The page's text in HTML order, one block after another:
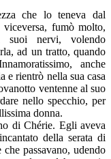
che lo teneva dal
fumò molto,
suoi nervi, volendo
ad un tratto, quando
anche
e rientrò nella sua casa
ventenne al suo
nello specchio, per
donna.
di Chérie. Egli aveva
della serata di
passavano, udendo